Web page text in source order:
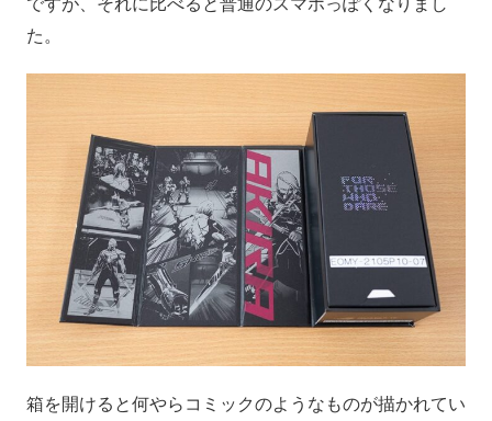
た。
箱を開けると何やらコミックのようなものが描かれてい